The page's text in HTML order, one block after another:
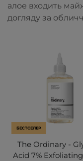
алое входить
догляду за
БЕСТСЕЛЕР
The Ordinary -
Acid 7%